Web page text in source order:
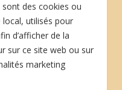
des cookies ou
utilisés pour
d’afficher de la
sur ce site web ou sur
marketing